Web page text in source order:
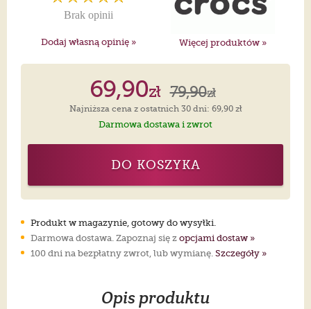
Brak opinii
Dodaj własną opinię » Więcej produktów »
69,90zł 79,90zł
Najniższa cena z ostatnich 30 dni: 69,90 zł
Darmowa dostawa i zwrot
DO KOSZYKA
Produkt w magazynie, gotowy do wysyłki.
Darmowa dostawa. Zapoznaj się z opcjami dostaw »
100 dni na bezpłatny zwrot, lub wymianę. Szczegóły »
Opis produktu